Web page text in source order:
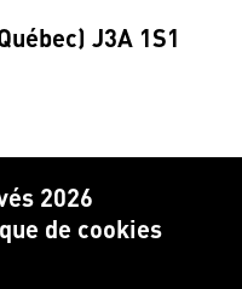
J3A 1S1
2026
de cookies